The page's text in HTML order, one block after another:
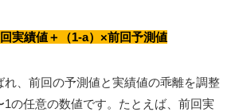
実績値＋（1-a）×前回予測値
れ、前回の予測値と実績値の乖離を調整
の任意の数値です。たとえば、前回実